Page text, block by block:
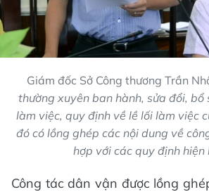
Giám đốc Sở Công thương Trần
thường xuyên ban hành, sửa đổi, bổ
làm việc, quy định về lề lối làm việc
đó có lồng ghép các nội dung về
hợp với các quy định hiện
Công tác dân vận được lồng